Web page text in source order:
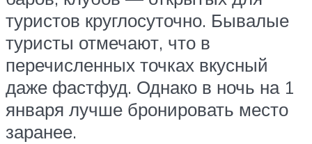
туристов круглосуточно. Бывалые
туристы отмечают, что в
перечисленных точках вкусный
даже фастфуд. Однако в ночь на 1
января лучше бронировать место
заранее.